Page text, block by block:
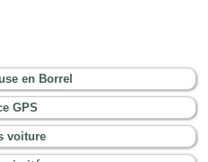
en Borrel
GPS
voiture